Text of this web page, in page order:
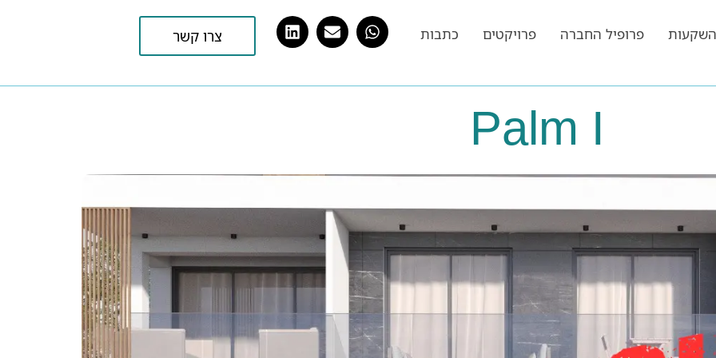
צרו קשר השקעות פרופיל החברה פרויקטים כתבות
Palm I